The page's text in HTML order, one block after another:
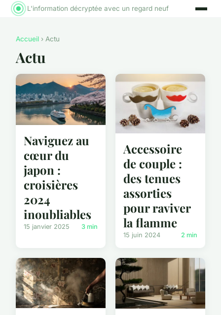
L'information décryptée avec un regard neuf
Accueil › Actu
Actu
Naviguez au
cœur du
japon :
croisières
2024
inoubliables
15 janvier 2025 3 min
Accessoire
de couple :
des tenues
assorties
pour raviver
la flamme
15 juin 2024 2 min